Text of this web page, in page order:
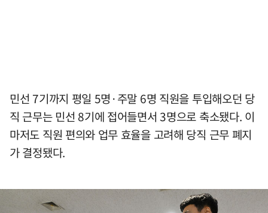
민선 7기까지 평일 5명·주말 6명 직원을 투입해오던 당
직 근무는 민선 8기에 접어들면서 3명으로 축소됐다. 이
마저도 직원 편의와 업무 효율을 고려해 당직 근무 폐지
가 결정됐다.